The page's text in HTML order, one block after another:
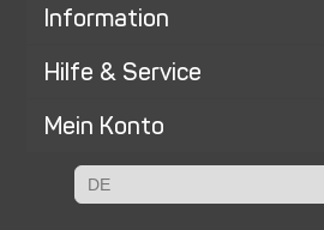
Information
Hilfe & Service
Mein Konto